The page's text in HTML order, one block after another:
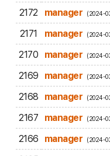
2172 manager (2024-
2171 manager (2024-
2170 manager (2024-
2169 manager (2024-
2168 manager (2024-
2167 manager (2024-
2166 manager (2024-